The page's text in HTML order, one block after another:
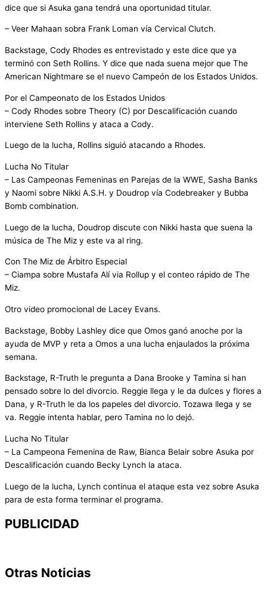
dice que si Asuka gana tendrá una oportunidad titular.
– Veer Mahaan sobra Frank Loman vía Cervical Clutch.
Backstage, Cody Rhodes es entrevistado y este dice que ya
terminó con Seth Rollins. Y dice que nada suena mejor que The
American Nightmare se el nuevo Campeón de los Estados Unidos.
Por el Campeonato de los Estados Unidos
– Cody Rhodes sobre Theory (C) por Descalificación cuando
interviene Seth Rollins y ataca a Cody.
Luego de la lucha, Rollins siguió atacando a Rhodes.
Lucha No Titular
– Las Campeonas Femeninas en Parejas de la WWE, Sasha Banks
y Naomi sobre Nikki A.S.H. y Doudrop vía Codebreaker y Bubba
Bomb combination.
Luego de la lucha, Doudrop discute con Nikki hasta que suena la
música de The Miz y este va al ring.
Con The Miz de Árbitro Especial
– Ciampa sobre Mustafa Alí via Rollup y el conteo rápido de The
Miz.
Otro video promocional de Lacey Evans.
Backstage, Bobby Lashley dice que Omos ganó anoche por la
ayuda de MVP y reta a Omos a una lucha enjaulados la próxima
semana.
Backstage, R-Truth le pregunta a Dana Brooke y Tamina si han
pensado sobre lo del divorcio. Reggie llega y le da dulces y flores a
Dana, y R-Truth le da los papeles del divorcio. Tozawa llega y se
va. Reggie intenta hablar, pero Tamina no lo dejó.
Lucha No Titular
– La Campeona Femenina de Raw, Bianca Belair sobre Asuka por
Descalificación cuando Becky Lynch la ataca.
Luego de la lucha, Lynch continua el ataque esta vez sobre Asuka
para de esta forma terminar el programa.
PUBLICIDAD
Otras Noticias